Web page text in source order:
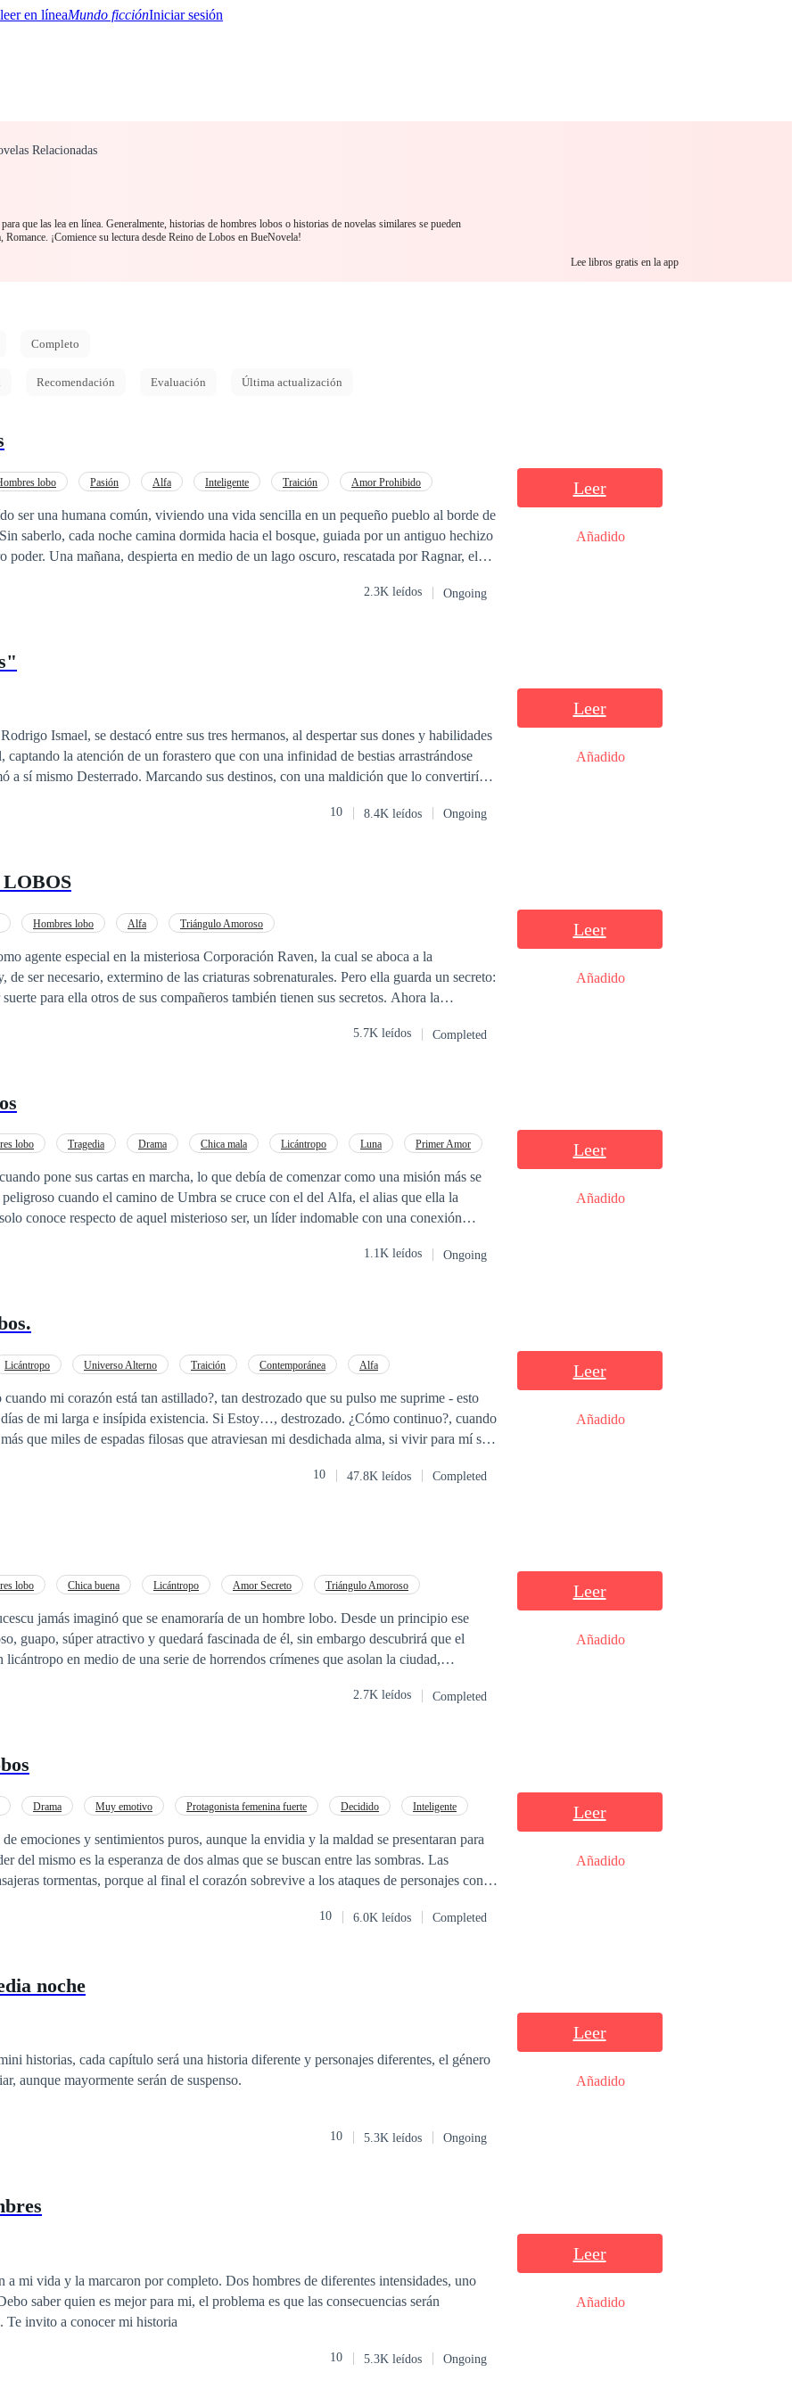
Mundo ficciónIniciar sesión
Relacionadas
que las lea en línea. Generalmente, historias de hombres lobos o historias de novelas similares se pueden
¡Comience su lectura desde Reino de Lobos en BueNovela!
Lee libros gratis en la app
Completo
Recomendación Evaluación Última actualización
lobo Pasión Alfa Inteligente Traición
Amor Prohibido
ser una humana común, viviendo una vida sencilla en un pequeño pueblo al borde de
saberlo, cada noche camina dormida hacia el bosque, guiada por un antiguo hechizo
rescatada por Ragnar, el
su atracción por ella, convencido de que solo es una humana perdida. Aldara
un oscuro plan para asesinarla y tomar su poder. Aldara debe enfrentar su destino
2.3K leídos Ongoing
Leer
Añadido
Ismael, se destacó entre sus tres hermanos, al despertar sus dones y habilidades
captando la atención de un forastero que con una infinidad de bestias arrastrándose
a sí mismo Desterrado. Marcando sus destinos, con una maldición que lo convertiría
su “Casta de Lobos” (Nevri) de las garras de la comunidad de los trece.
10 8.4K leídos Ongoing
Leer
Añadido
Hombres lobo Alfa Triángulo Amoroso
agente especial en la misteriosa Corporación Raven, la cual se aboca a la
de ser necesario, extermino de las criaturas sobrenaturales. Pero ella guarda un secreto:
para ella otros de sus compañeros también tienen sus secretos. Ahora la
contra el licántropo que la violó y la convirtió en una de los suyos.
5.7K leídos Completed
Leer
Añadido
lobo Tragedia Drama Chica mala Licántropo Luna
Primer Amor
pone sus cartas en marcha, lo que debía de comenzar como una misión más se
cuando el camino de Umbra se cruce con el del Alfa, el alias que ella la
conoce respecto de aquel misterioso ser, un líder indomable con una conexión
sombras del pasado resurgen, Umbra descubrirá
1.1K leídos Ongoing
Leer
Añadido
Licántropo Universo Alterno Traición Contemporánea
Alfa
está tan astillado?, tan destrozado que su pulso me suprime - esto
existencia. Si Estoy…, destrozado. ¿Cómo continuo?, cuando
miles de espadas filosas que atraviesan mi desdichada alma, si vivir para mí se
Y ya ninguna cantidad de distracción puede
10 47.8K leídos Completed
Leer
Añadido
lobo Chica buena Licántropo Amor Secreto
Triángulo Amoroso
un principio ese
guapo, súper atractivo y quedará fascinada de él, sin embargo descubrirá que el
licántropo en medio de una serie de horrendos crímenes que asolan la ciudad,
a personas desprevenidas, destrozándolos con alevosía y crueldad. Jenny buscará saber
cánidos. Asimismo, Jenny deberá enfrentar a un peligroso clan de adoradores de
que sobreviven a esa intensa y despiadada guerra contra los
de principio a fin.
2.7K leídos Completed
Leer
Añadido
Drama Muy emotivo Protagonista femenina fuerte Decidido
Inteligente
emociones y sentimientos puros, aunque la envidia y la maldad se presentaran para
del mismo es la esperanza de dos almas que se buscan entre las sombras. Las
tormentas, porque al final el corazón sobrevive a los ataques de personajes con
10 6.0K leídos Completed
Leer
Añadido
noche
historias, cada capítulo será una historia diferente y personajes diferentes, el género
aunque mayormente serán de suspenso.
10 5.3K leídos Ongoing
Leer
Añadido
por completo. Dos hombres de diferentes intensidades, uno
Te invito a conocer mi historia
10 5.3K leídos Ongoing
Leer
Añadido